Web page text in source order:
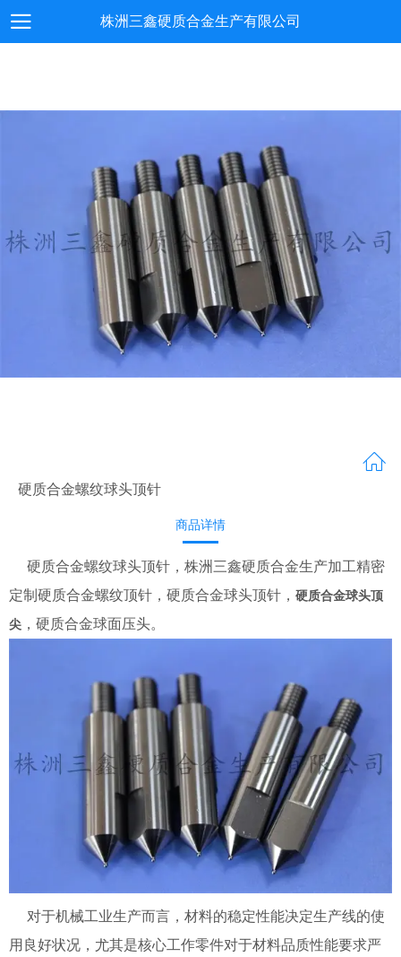
株洲三鑫硬质合金生产有限公司
硬质合金螺纹球头顶针
商品详情
硬质合金螺纹球头顶针，株洲三鑫硬质合金生产加工精密
定制硬质合金螺纹顶针，硬质合金球头顶针， 硬质合金球头顶
尖 ，硬质合金球面压头。
对于机械工业生产而言，材料的稳定性能决定生产线的使
用良好状况，尤其是核心工作零件对于材料品质性能要求严